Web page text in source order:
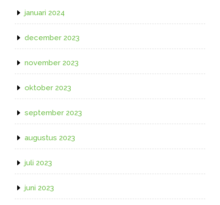
januari 2024
december 2023
november 2023
oktober 2023
september 2023
augustus 2023
juli 2023
juni 2023